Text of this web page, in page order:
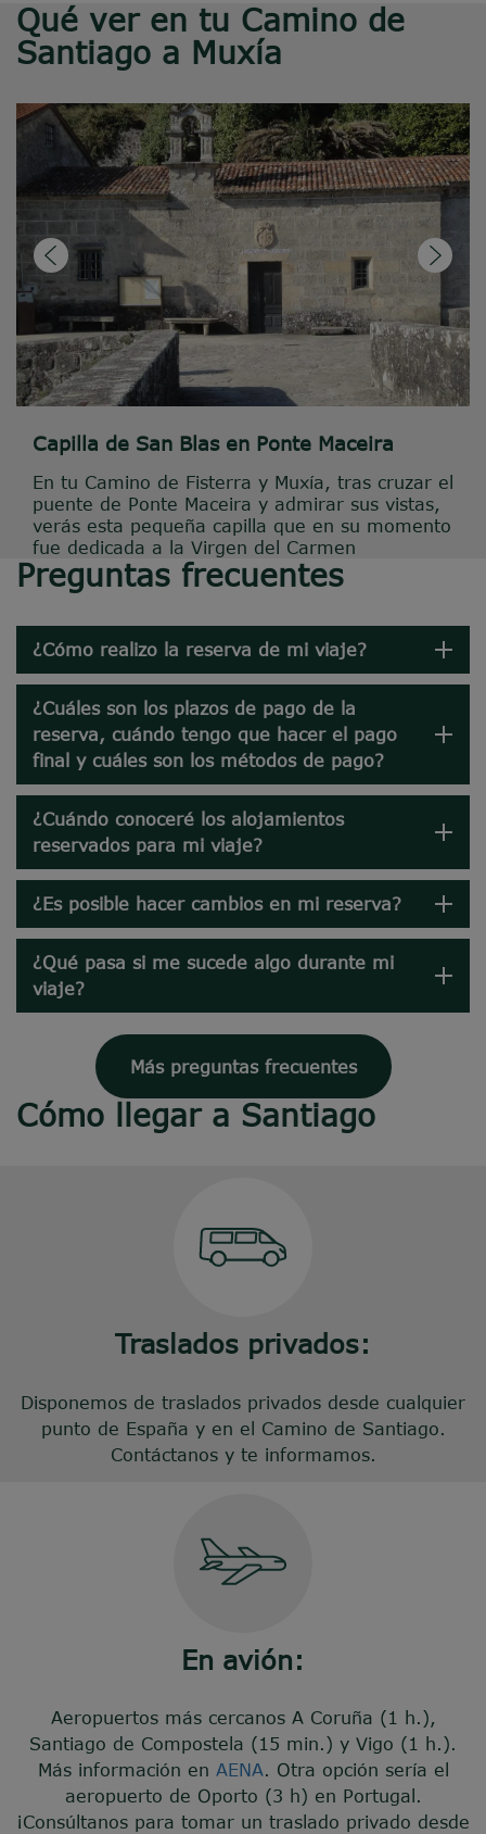
Qué ver en tu Camino de
Santiago a Muxía
Capilla de San Blas en Ponte Maceira
En tu Camino de Fisterra y Muxía, tras cruzar el
puente de Ponte Maceira y admirar sus vistas,
verás esta pequeña capilla que en su momento
fue dedicada a la Virgen del Carmen
Preguntas frecuentes
¿Cómo realizo la reserva de mi viaje?
¿Cuáles son los plazos de pago de la
reserva, cuándo tengo que hacer el pago
final y cuáles son los métodos de pago?
¿Cuándo conoceré los alojamientos
reservados para mi viaje?
¿Es posible hacer cambios en mi reserva?
¿Qué pasa si me sucede algo durante mi
viaje?
Más preguntas frecuentes
Cómo llegar a Santiago
Traslados privados:
Disponemos de traslados privados desde cualquier
punto de España y en el Camino de Santiago.
Contáctanos y te informamos.
En avión:
Aeropuertos más cercanos A Coruña (1 h.),
Santiago de Compostela (15 min.) y Vigo (1 h.).
Más información en AENA. Otra opción sería el
aeropuerto de Oporto (3 h) en Portugal.
¡Consúltanos para tomar un traslado privado desde